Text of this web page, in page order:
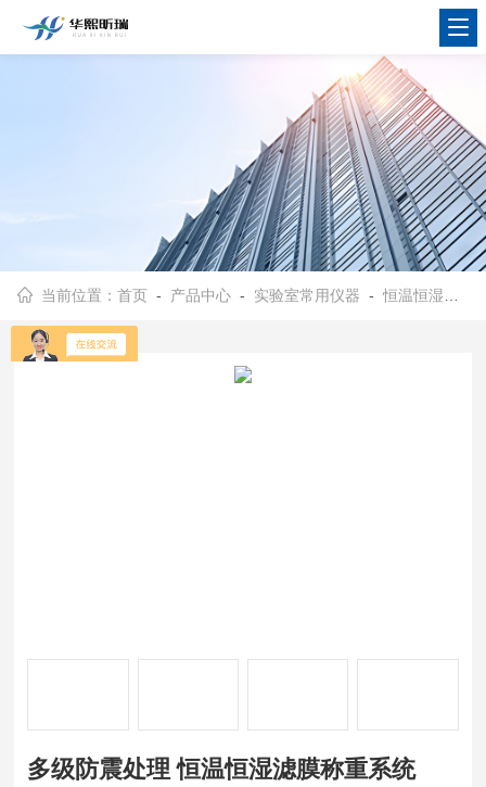
当前位置：首页 - 产品中心 - 实验室常用仪器 -恒温恒湿称重系统
多级防震处理 恒温恒湿滤膜称重系统